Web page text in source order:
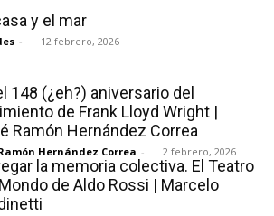
y el mar
- 12 febrero, 2026
148 (¿eh?) aniversario del
de Frank Lloyd Wright |
Ramón Hernández Correa
Hernández Correa - 2 febrero, 2026
la memoria colectiva. El Teatro
de Aldo Rossi | Marcelo